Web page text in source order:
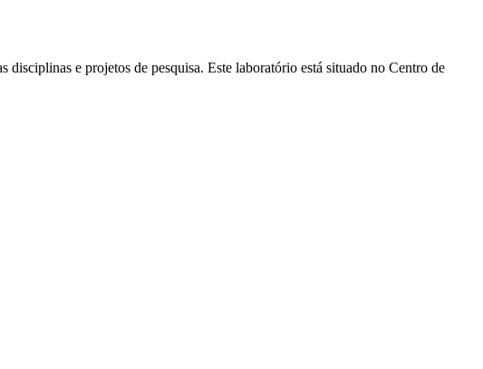
disciplinas e projetos de pesquisa. Este laboratório está situado no Centro de